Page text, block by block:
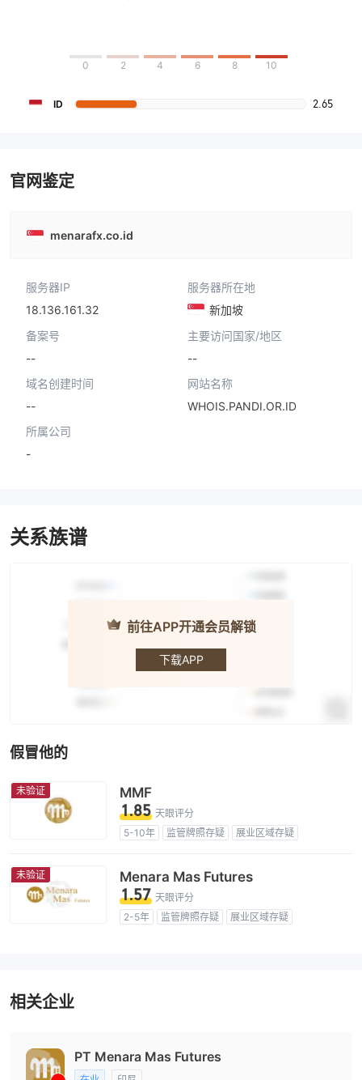
0 2 4 6 8 10
ID 2.65
官网鉴定
menarafx.co.id
服务器IP
18.136.161.32
服务器所在地
新加坡
备案号
--
主要访问国家/地区
--
域名创建时间
--
网站名称
WHOIS.PANDI.OR.ID
所属公司
-
关系族谱
前往APP开通会员解锁
下载APP
Mas Futures
假冒他的
未验证 MMF
1.85 天眼评分
5-10年
监管牌照存疑
展业区域存疑
未验证
Menara Mas Futures
1.57 天眼评分
2-5年
监管牌照存疑
展业区域存疑
相关企业
PT Menara Mas Futures